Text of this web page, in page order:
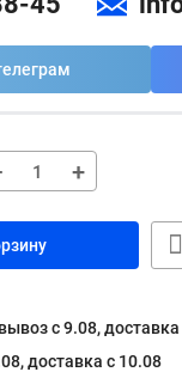
+
с 9.08,
доставка c 10.08